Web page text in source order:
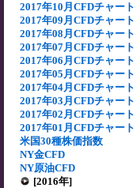
2017年10月CFDチャート
2017年09月CFDチャート
2017年08月CFDチャート
2017年07月CFDチャート
2017年06月CFDチャート
2017年05月CFDチャート
2017年04月CFDチャート
2017年03月CFDチャート
2017年02月CFDチャート
2017年01月CFDチャート
米国30種株価指数
NY金CFD
NY原油CFD
[2016年]